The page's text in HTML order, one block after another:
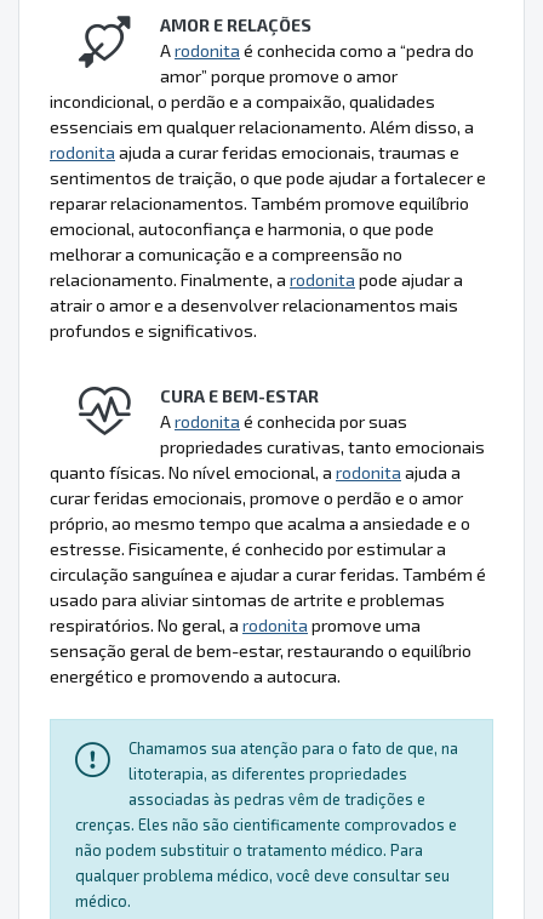
AMOR E RELAÇÕES
Arodonita é conhecida como a “pedra do
amor” porque promove o amor
incondicional, o perdão e a compaixão, qualidades
essenciais em qualquer relacionamento. Além disso, a
rodonita ajuda a curar feridas emocionais, traumas e
sentimentos de traição, o que pode ajudar a fortalecer e
reparar relacionamentos. Também promove equilíbrio
emocional, autoconfiança e harmonia, o que pode
melhorar a comunicação e a compreensão no
relacionamento. Finalmente, a rodonita pode ajudar a
atrair o amor e a desenvolver relacionamentos mais
profundos e significativos.
CURA E BEM-ESTAR
Arodonita é conhecida por suas
propriedades curativas, tanto emocionais
quanto físicas. No nível emocional, a rodonita ajuda a
curar feridas emocionais, promove o perdão e o amor
próprio, ao mesmo tempo que acalma a ansiedade e o
estresse. Fisicamente, é conhecido por estimular a
circulação sanguínea e ajudar a curar feridas. Também é
usado para aliviar sintomas de artrite e problemas
respiratórios. No geral, a rodonita promove uma
sensação geral de bem-estar, restaurando o equilíbrio
energético e promovendo a autocura.
Chamamos sua atenção para o fato de que, na
litoterapia, as diferentes propriedades
associadas às pedras vêm de tradições e
crenças. Eles não são cientificamente comprovados e
não podem substituir o tratamento médico. Para
qualquer problema médico, você deve consultar seu
médico.